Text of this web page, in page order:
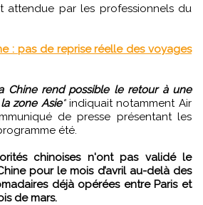
: pas de reprise réelle des voyages
Chine rend possible le retour à une
zone Asie"indiquait notamment Air
de presse présentant les
été.
chinoises n'ont pas validé le
pour le mois d’avril au-delà des
déjà opérées entre Paris et
de mars.